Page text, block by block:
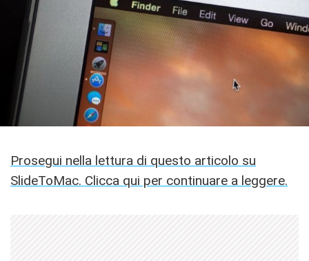
Prosegui nella lettura di questo articolo su
SlideToMac. Clicca qui per continuare a leggere.